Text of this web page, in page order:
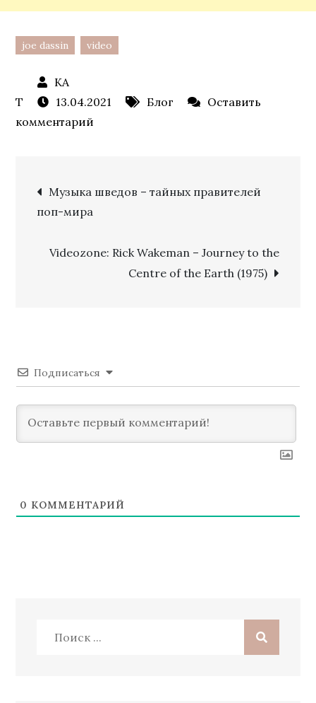
joe dassin video
13.04.2021 Блог
Оставить
комментарий
–
L’Olympia
Навигация
по
записям
Музыка шведов – тайных правителей
поп-мира
Videozone: Rick Wakeman – Journey to the
Centre of the Earth (1975)
Подписаться
0 КОММЕНТАРИЙ